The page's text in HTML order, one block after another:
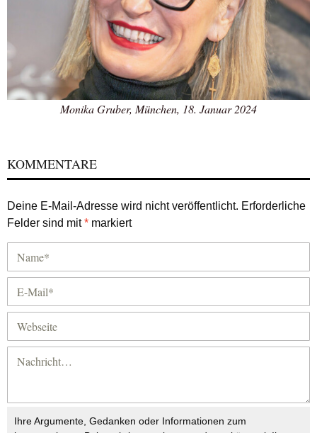
Monika Gruber, München, 18. Januar 2024
KOMMENTARE
Deine E-Mail-Adresse wird nicht veröffentlicht. Erforderliche
Felder sind mit* markiert
Ihre Argumente, Gedanken oder Informationen zum